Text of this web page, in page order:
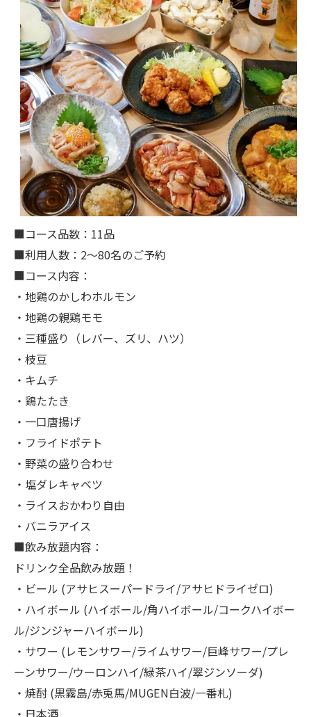
■コース品数：11品
■利用人数：2～80名のご予約
■コース内容：
・地鶏のかしわホルモン
・地鶏の親鶏モモ
・三種盛り（レバー、ズリ、ハツ）
・枝豆
・キムチ
・鶏たたき
・一口唐揚げ
・フライドポテト
・野菜の盛り合わせ
・塩ダレキャベツ
・ライスおかわり自由
・バニラアイス
■飲み放題内容：
ドリンク全品飲み放題！
・ビール (アサヒスーパードライ/アサヒドライゼロ)
・ハイボール (ハイボール/角ハイボール/コークハイボー
ル/ジンジャーハイボール)
・サワー (レモンサワー/ライムサワー/巨峰サワー/プレ
ーンサワー/ウーロンハイ/緑茶ハイ/翠ジンソーダ)
・焼酎 (黒霧島/赤兎馬/MUGEN白波/一番札)
・日本酒